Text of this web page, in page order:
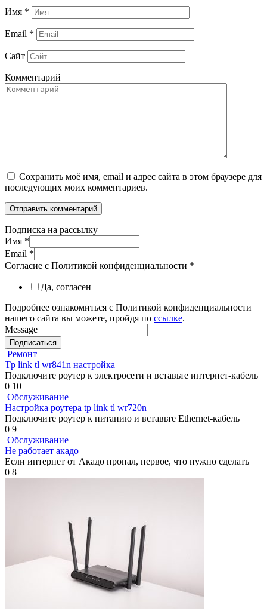
Имя *
Email *
Сайт
Комментарий
Сохранить моё имя, email и адрес сайта в этом браузере для
последующих моих комментариев.
Подписка на рассылку
Имя *
Email *
Согласие с Политикой конфиденциальности *
Да, согласен
Подробнее ознакомиться с Политикой конфиденциальности
нашего сайта вы можете, пройдя по ссылке.
Message
Подписаться
Ремонт
Tp link tl wr841n настройка
Подключите роутер к электросети и вставьте интернет-кабель
0 10
Обслуживание
Настройка роутера tp link tl wr720n
Подключите роутер к питанию и вставьте Ethernet-кабель
0 9
Обслуживание
Не работает акадо
Если интернет от Акадо пропал, первое, что нужно сделать
0 8